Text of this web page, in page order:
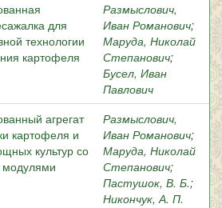
для
технологии
картофеля
Размыслович,
Иван Романович;
Маруда, Николай
Степанович;
Бусел, Иван
Павлович
агрегат
картофеля и
культур со
Размыслович,
Иван Романович;
Маруда, Николай
Степанович;
Пастушок, В. Б.;
Никончук, А. П.